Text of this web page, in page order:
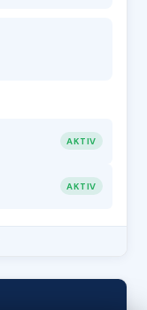
AKTIV
AKTIV